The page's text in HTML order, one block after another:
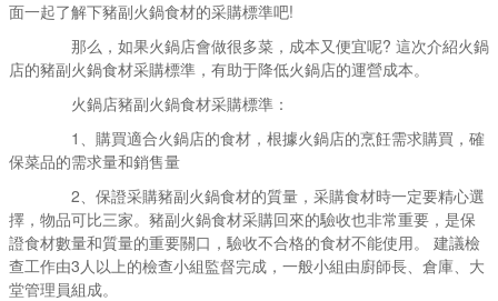
面一起了解下豬副火鍋食材的采購標準吧!
那么，如果火鍋店會做很多菜，成本又便宜呢? 這次介紹火鍋
店的豬副火鍋食材采購標準，有助于降低火鍋店的運營成本。
火鍋店豬副火鍋食材采購標準：
1、購買適合火鍋店的食材，根據火鍋店的烹飪需求購買，確
保菜品的需求量和銷售量
2、保證采購豬副火鍋食材的質量，采購食材時一定要精心選
擇，物品可比三家。豬副火鍋食材采購回來的驗收也非常重要，是保
證食材數量和質量的重要關口，驗收不合格的食材不能使用。 建議檢
查工作由3人以上的檢查小組監督完成，一般小組由廚師長、倉庫、大
堂管理員組成。